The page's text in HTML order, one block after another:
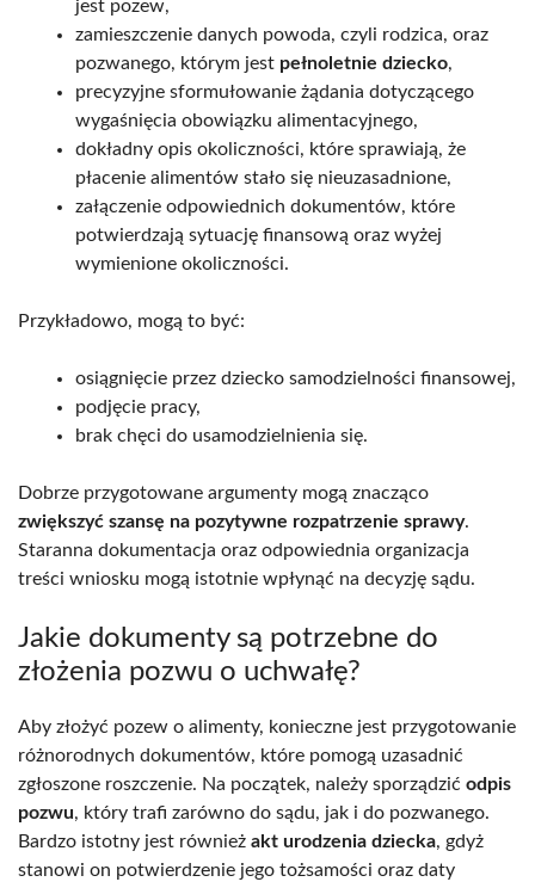
jest pozew,
zamieszczenie danych powoda, czyli rodzica, oraz
pozwanego, którym jest pełnoletnie dziecko,
precyzyjne sformułowanie żądania dotyczącego
wygaśnięcia obowiązku alimentacyjnego,
dokładny opis okoliczności, które sprawiają, że
płacenie alimentów stało się nieuzasadnione,
załączenie odpowiednich dokumentów, które
potwierdzają sytuację finansową oraz wyżej
wymienione okoliczności.
Przykładowo, mogą to być:
osiągnięcie przez dziecko samodzielności finansowej,
podjęcie pracy,
brak chęci do usamodzielnienia się.
Dobrze przygotowane argumenty mogą znacząco
zwiększyć szansę na pozytywne rozpatrzenie sprawy.
Staranna dokumentacja oraz odpowiednia organizacja
treści wniosku mogą istotnie wpłynąć na decyzję sądu.
Jakie dokumenty są potrzebne do
złożenia pozwu o uchwałę?
Aby złożyć pozew o alimenty, konieczne jest przygotowanie
różnorodnych dokumentów, które pomogą uzasadnić
zgłoszone roszczenie. Na początek, należy sporządzić odpis
pozwu, który trafi zarówno do sądu, jak i do pozwanego.
Bardzo istotny jest również akt urodzenia dziecka, gdyż
stanowi on potwierdzenie jego tożsamości oraz daty